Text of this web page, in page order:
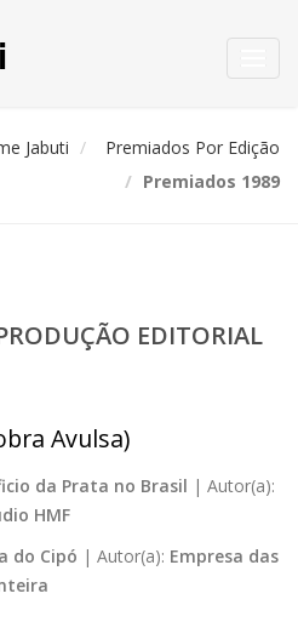
Jabuti
Premiados Por Edição
Premiados 1989
EDITORIAL
Avulsa)
da Prata no Brasil | Autor(a):
HMF
do Cipó | Autor(a): Empresa das